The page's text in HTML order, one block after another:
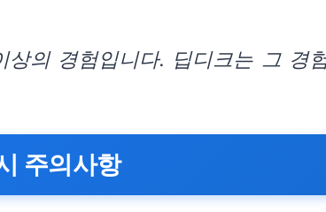
상의 경험입니다. 딥디크는 그 경
주의사항